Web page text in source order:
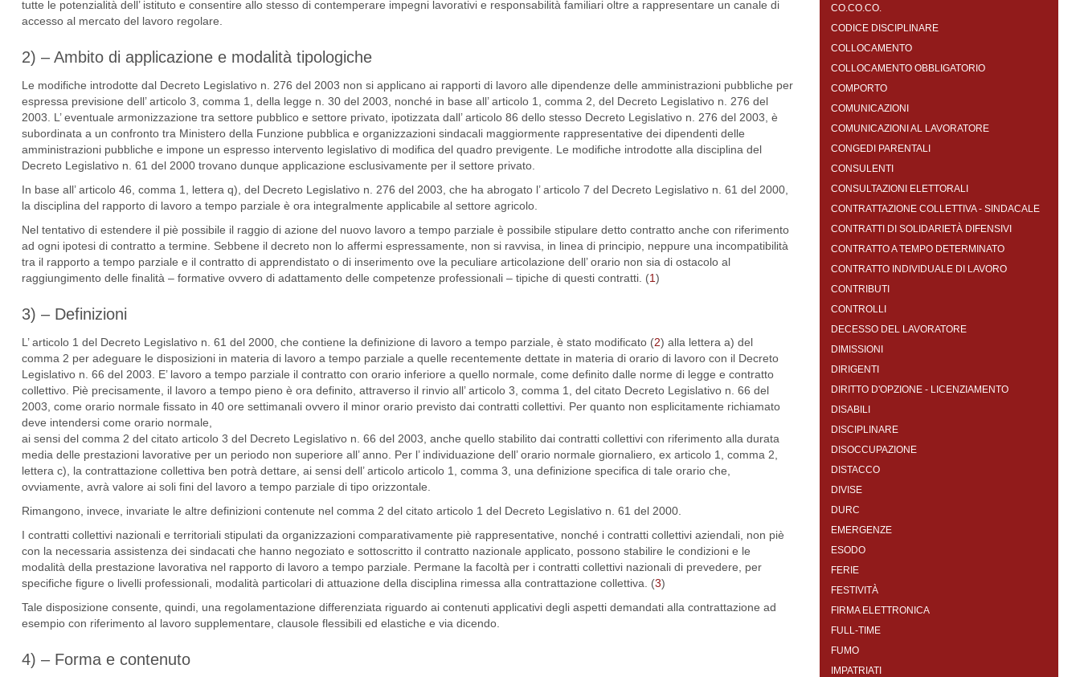
tutte le potenzialità dell’ istituto e consentire allo stesso di contemperare impegni lavorativi e responsabilità familiari oltre a rappresentare un canale di
accesso al mercato del lavoro regolare.
2) – Ambito di applicazione e modalità tipologiche
Le modifiche introdotte dal Decreto Legislativo n. 276 del 2003 non si applicano ai rapporti di lavoro alle dipendenze delle amministrazioni pubbliche per
espressa previsione dell’ articolo 3, comma 1, della legge n. 30 del 2003, nonché in base all’ articolo 1, comma 2, del Decreto Legislativo n. 276 del
2003. L’ eventuale armonizzazione tra settore pubblico e settore privato, ipotizzata dall’ articolo 86 dello stesso Decreto Legislativo n. 276 del 2003, è
subordinata a un confronto tra Ministero della Funzione pubblica e organizzazioni sindacali maggiormente rappresentative dei dipendenti delle
amministrazioni pubbliche e impone un espresso intervento legislativo di modifica del quadro previgente. Le modifiche introdotte alla disciplina del
Decreto Legislativo n. 61 del 2000 trovano dunque applicazione esclusivamente per il settore privato.
In base all’ articolo 46, comma 1, lettera q), del Decreto Legislativo n. 276 del 2003, che ha abrogato l’ articolo 7 del Decreto Legislativo n. 61 del 2000,
la disciplina del rapporto di lavoro a tempo parziale è ora integralmente applicabile al settore agricolo.
Nel tentativo di estendere il piè possibile il raggio di azione del nuovo lavoro a tempo parziale è possibile stipulare detto contratto anche con riferimento
ad ogni ipotesi di contratto a termine. Sebbene il decreto non lo affermi espressamente, non si ravvisa, in linea di principio, neppure una incompatibilità
tra il rapporto a tempo parziale e il contratto di apprendistato o di inserimento ove la peculiare articolazione dell’ orario non sia di ostacolo al
raggiungimento delle finalità – formative ovvero di adattamento delle competenze professionali – tipiche di questi contratti. (1)
3) – Definizioni
L’ articolo 1 del Decreto Legislativo n. 61 del 2000, che contiene la definizione di lavoro a tempo parziale, è stato modificato (2) alla lettera a) del
comma 2 per adeguare le disposizioni in materia di lavoro a tempo parziale a quelle recentemente dettate in materia di orario di lavoro con il Decreto
Legislativo n. 66 del 2003. E’ lavoro a tempo parziale il contratto con orario inferiore a quello normale, come definito dalle norme di legge e contratto
collettivo. Piè precisamente, il lavoro a tempo pieno è ora definito, attraverso il rinvio all’ articolo 3, comma 1, del citato Decreto Legislativo n. 66 del
2003, come orario normale fissato in 40 ore settimanali ovvero il minor orario previsto dai contratti collettivi. Per quanto non esplicitamente richiamato
deve intendersi come orario normale,
ai sensi del comma 2 del citato articolo 3 del Decreto Legislativo n. 66 del 2003, anche quello stabilito dai contratti collettivi con riferimento alla durata
media delle prestazioni lavorative per un periodo non superiore all’ anno. Per l’ individuazione dell’ orario normale giornaliero, ex articolo 1, comma 2,
lettera c), la contrattazione collettiva ben potrà dettare, ai sensi dell’ articolo articolo 1, comma 3, una definizione specifica di tale orario che,
ovviamente, avrà valore ai soli fini del lavoro a tempo parziale di tipo orizzontale.
Rimangono, invece, invariate le altre definizioni contenute nel comma 2 del citato articolo 1 del Decreto Legislativo n. 61 del 2000.
I contratti collettivi nazionali e territoriali stipulati da organizzazioni comparativamente piè rappresentative, nonché i contratti collettivi aziendali, non piè
con la necessaria assistenza dei sindacati che hanno negoziato e sottoscritto il contratto nazionale applicato, possono stabilire le condizioni e le
modalità della prestazione lavorativa nel rapporto di lavoro a tempo parziale. Permane la facoltà per i contratti collettivi nazionali di prevedere, per
specifiche figure o livelli professionali, modalità particolari di attuazione della disciplina rimessa alla contrattazione collettiva. (3)
Tale disposizione consente, quindi, una regolamentazione differenziata riguardo ai contenuti applicativi degli aspetti demandati alla contrattazione ad
esempio con riferimento al lavoro supplementare, clausole flessibili ed elastiche e via dicendo.
4) – Forma e contenuto
CO.CO.CO.
CODICE DISCIPLINARE
COLLOCAMENTO
COLLOCAMENTO OBBLIGATORIO
COMPORTO
COMUNICAZIONI
COMUNICAZIONI AL LAVORATORE
CONGEDI PARENTALI
CONSULENTI
CONSULTAZIONI ELETTORALI
CONTRATTAZIONE COLLETTIVA - SINDACALE
CONTRATTI DI SOLIDARIETÀ DIFENSIVI
CONTRATTO A TEMPO DETERMINATO
CONTRATTO INDIVIDUALE DI LAVORO
CONTRIBUTI
CONTROLLI
DECESSO DEL LAVORATORE
DIMISSIONI
DIRIGENTI
DIRITTO D'OPZIONE - LICENZIAMENTO
DISABILI
DISCIPLINARE
DISOCCUPAZIONE
DISTACCO
DIVISE
DURC
EMERGENZE
ESODO
FERIE
FESTIVITÀ
FIRMA ELETTRONICA
FULL-TIME
FUMO
IMPATRIATI